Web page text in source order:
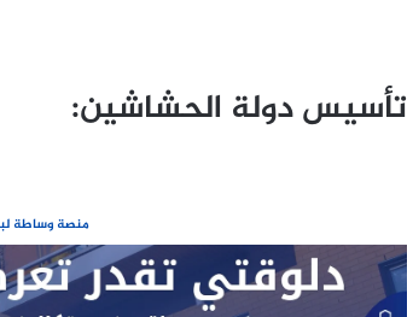
تأسيس دولة الحشاشين:
منصة وساطة